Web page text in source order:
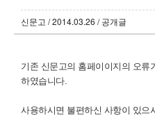
신문고 / 2014.03.26 / 공개글
기존 신문고의 홈페이이지의 오류
하였습니다.
사용하시면 불편하신 사항이 있으